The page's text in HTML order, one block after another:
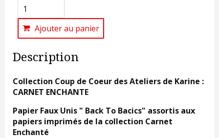
Ajouter au panier
Description
Collection Coup de Coeur des Ateliers de Karine :
CARNET ENCHANTE
Papier Faux Unis " Back To Bacics" assortis aux
papiers imprimés de la collection Carnet
Enchanté